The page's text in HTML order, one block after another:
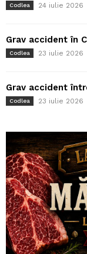
Codlea 24 iulie 2026
Grav accident în
Codlea 23 iulie 2026
Grav accident
Codlea 23 iulie 2026